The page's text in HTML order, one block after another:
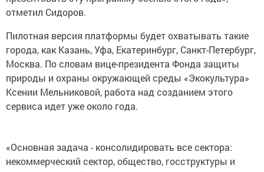
отметил Сидоров.
Пилотная версия платформы будет охватывать такие
города, как Казань, Уфа, Екатеринбург, Санкт-Петербург,
Москва. По словам вице-президента Фонда защиты
природы и охраны окружающей среды «Экокультура»
Ксении Мельниковой, работа над созданием этого
сервиса идет уже около года.
«Основная задача - консолидировать все сектора:
некоммерческий сектор, общество, госструктуры и